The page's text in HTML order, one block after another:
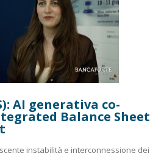
AI generativa co-
Balance Sheet
instabilità e interconnessione dei